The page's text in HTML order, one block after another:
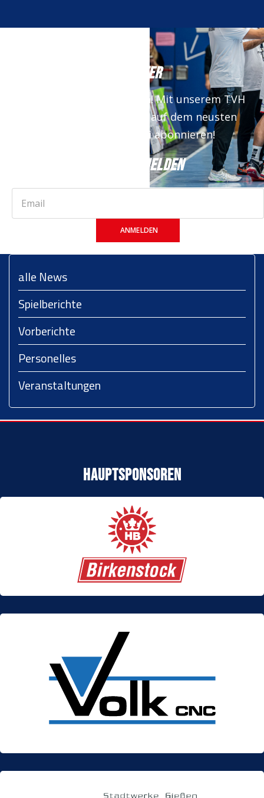
NEWSLETTER
Keine News mehr verpassen! Mit unserem TVH
Newsletter bist du immer auf dem neusten
Stand. Jetzt kostenfrei abonnieren!
JETZT ANMELDEN
ANMELDEN
alle News
Spielberichte
Vorberichte
Personelles
Veranstaltungen
Hauptsponsoren